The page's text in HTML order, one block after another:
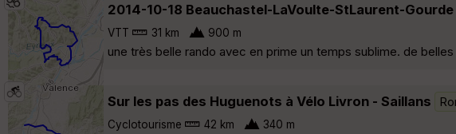
2014-10-18 Beauchastel-LaVoulte-StLaurent-Gourde
VTT 31 km 900 m
une très belle rando avec en prime un temps sublime. de
Sur les pas des Huguenots à Vélo Livron - Saillans
Cyclotourisme 42 km 340 m